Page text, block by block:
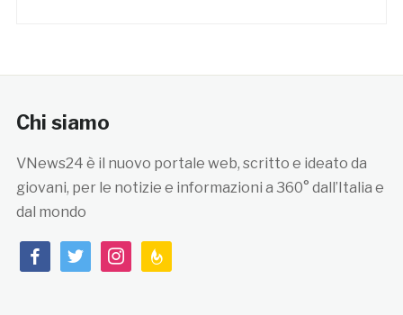
Chi siamo
VNews24 è il nuovo portale web, scritto e ideato da
giovani, per le notizie e informazioni a 360° dall’Italia e
dal mondo
facebooktwitterinstagramfeedburner